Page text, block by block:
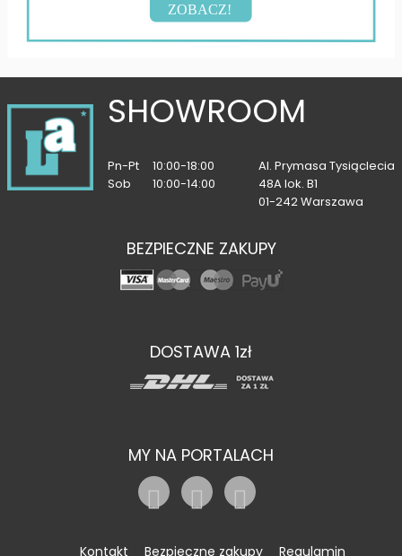
ZOBACZ!
SHOWROOM
Pn-Pt
10:00-18:00
Sob
10:00-14:00
Al. Prymasa Tysiąclecia
48A lok. B1
01-242 Warszawa
BEZPIECZNE ZAKUPY
DOSTAWA 1zł
MY NA PORTALACH
Kontakt Bezpieczne zakupy Regulamin